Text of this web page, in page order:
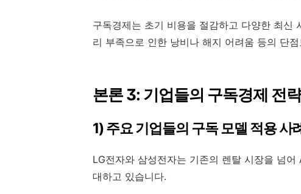
구독경제는 초기 비용을 절감하고 다양한 최신
리 부족으로 인한 낭비나 해지 어려움 등의 단
본론 3: 기업들의 구독경제 전
1) 주요 기업들의 구독 모델 적용 사
LG전자와 삼성전자는 기존의 렌탈 시장을 넘
대하고 있습니다.